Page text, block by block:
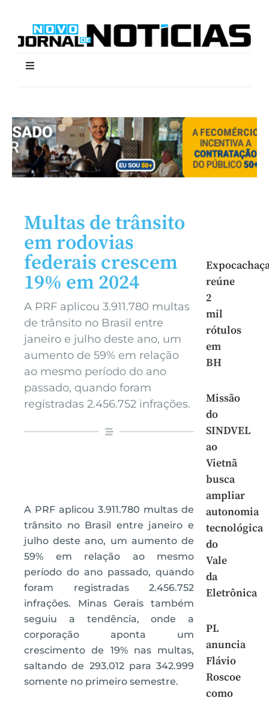
Multas de trânsito
em rodovias
federais crescem
19% em 2024
A PRF aplicou 3.911.780 multas
de trânsito no Brasil entre
janeiro e julho deste ano, um
aumento de 59% em relação
ao mesmo período do ano
passado, quando foram
registradas 2.456.752 infrações.
A PRF aplicou 3.911.780 multas de
trânsito no Brasil entre janeiro e
julho deste ano, um aumento de
59% em relação ao mesmo
período do ano passado, quando
foram registradas 2.456.752
infrações. Minas Gerais também
seguiu a tendência, onde a
corporação aponta um
crescimento de 19% nas multas,
saltando de 293.012 para 342.999
somente no primeiro semestre.
reúne
2
mil
rótulos
em
BH
Missão
do
SINDVEL
ao
Vietnã
busca
ampliar
autonomia
tecnológica
do
Vale
da
Eletrônica
PL
anuncia
Flávio
Roscoe
como